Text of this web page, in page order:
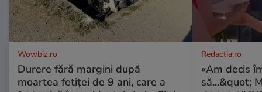
Wowbiz.ro
Durere fără margini după
moartea fetiței de 9 ani, care a
Redactia.ro
«Am decis
să...&quot;